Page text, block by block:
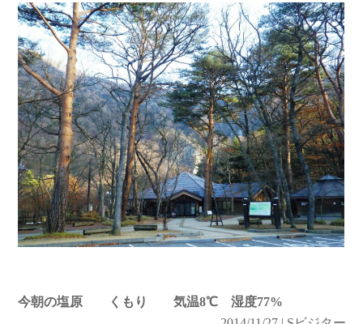
今朝の塩原 くもり 気温8℃ 湿度77%